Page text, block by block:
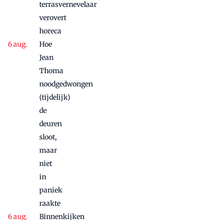
maandje
terrasvernevelaar
verovert
horeca
Hoe
Jean
Thoma
noodgedwongen
(tijdelijk)
de
deuren
sloot,
maar
niet
in
paniek
raakte
Binnenkijken